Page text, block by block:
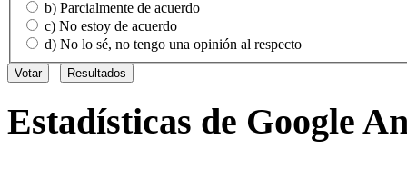
b) Parcialmente de acuerdo
c) No estoy de acuerdo
d) No lo sé, no tengo una opinión al respecto
Estadísticas de Google